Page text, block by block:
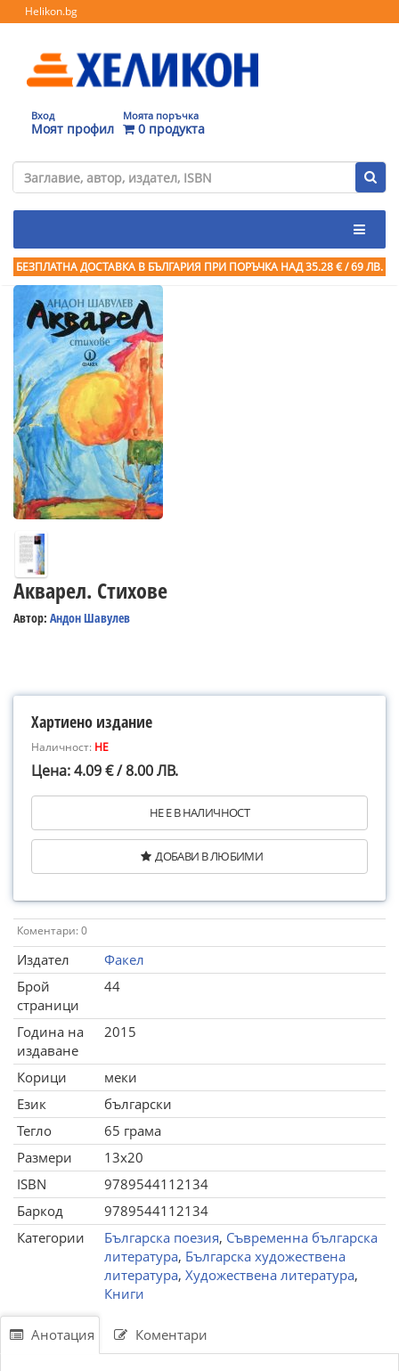
Helikon.bg
Вход
Моят профил
Моята поръчка
0 продукта
БЕЗПЛАТНА ДОСТАВКА В БЪЛГАРИЯ ПРИ ПОРЪЧКА НАД 35.28 € / 69 ЛВ.
Акварел. Стихове
Автор: Андон Шавулев
Хартиено издание
Наличност: НЕ
Цена: 4.09 € / 8.00 ЛВ.
НЕ Е В НАЛИЧНОСТ
ДОБАВИ В ЛЮБИМИ
Коментари: 0
Издател
Факел
Брой
страници
44
Година на
издаване
2015
Корици
меки
Език
български
Тегло
65 грама
Размери
13x20
ISBN
9789544112134
Баркод
9789544112134
Категории
Българска поезия, Съвременна българска
литература, Българска художествена
литература, Художествена литература,
Книги
Анотация Коментари